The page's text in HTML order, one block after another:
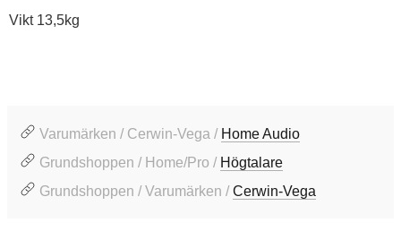
Vikt 13,5kg
Varumärken / Cerwin-Vega / Home Audio
Grundshoppen / Home/Pro / Högtalare
Grundshoppen / Varumärken /Cerwin-Vega